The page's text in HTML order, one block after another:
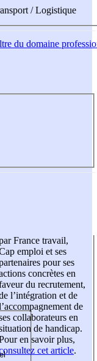
/ Logistique
du domaine
France travail,
emploi et ses
pour ses
concrètes en
du recrutement,
l’intégration et de
de
collaborateurs en
de handicap.
en savoir plus,
cet article.